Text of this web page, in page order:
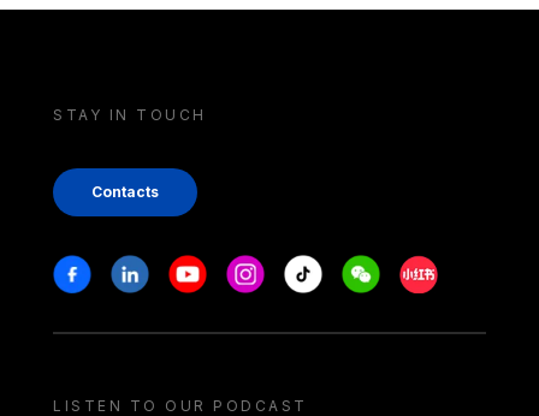
STAY IN TOUCH
Contacts
Stay in touch
FacebookLinkedinYoutubeInstagram
Tiktok WeechatXiaohongshu/
LISTEN TO OUR PODCAST